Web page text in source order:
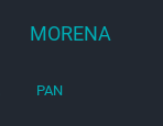
MORENA
PAN